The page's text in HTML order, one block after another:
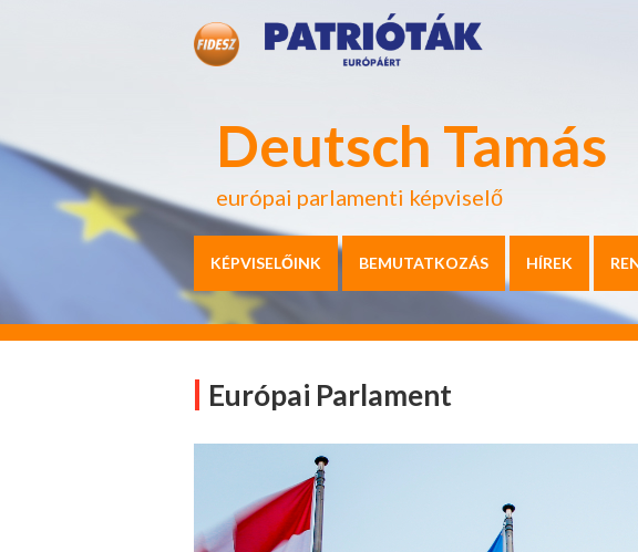
Deutsch Tamás
európai parlamenti képviselő
KÉPVISELŐINK BEMUTATKOZÁS HÍREK
Európai Parlament